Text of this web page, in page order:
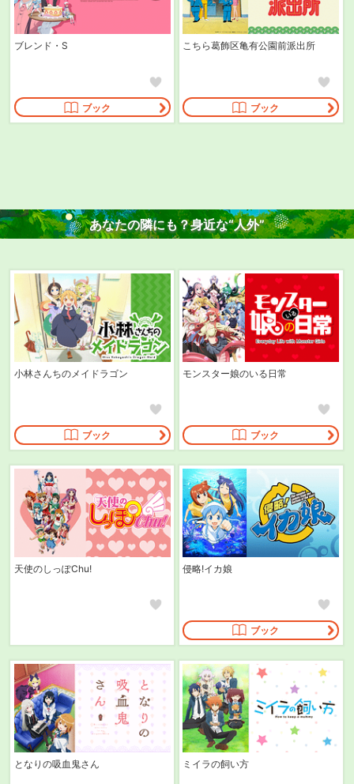
ブレンド・S
ブック
こちら葛飾区亀有公園前派出所
ブック
あなたの隣にも？身近な“人外”
小林さんちのメイドラゴン
ブック
モンスター娘のいる日常
ブック
天使のしっぽChu! 侵略!イカ娘
ブック
となりの吸血鬼さん ミイラの飼い方